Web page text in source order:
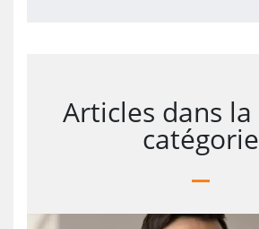
Articles dans
catégorie